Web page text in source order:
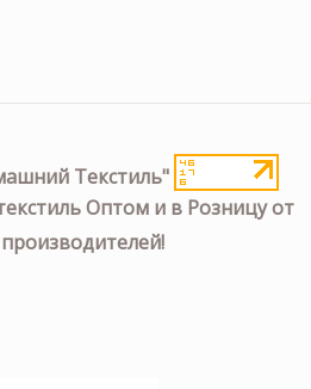
Текстиль"
Оптом и в Розницу от